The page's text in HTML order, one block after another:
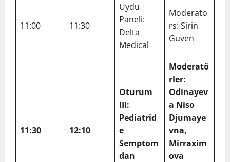
11:00 11:30
Uydu
Paneli:
Delta
Medical
Moderato
rs: Sirin
Guven
11:30 12:10
Oturum
III:
Pediatrid
e
Semptom
dan
Moderatö
rler:
Odinayev
a Niso
Djumaye
vna,
Mirraxim
ova